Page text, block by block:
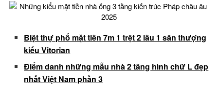
Biệt thự phố mặt tiền 7m 1 trệt 2 lầu 1 sân thượng
kiểu Vitorian
Điểm danh những mẫu nhà 2 tầng hình chữ L đẹp
nhất Việt Nam phần 3